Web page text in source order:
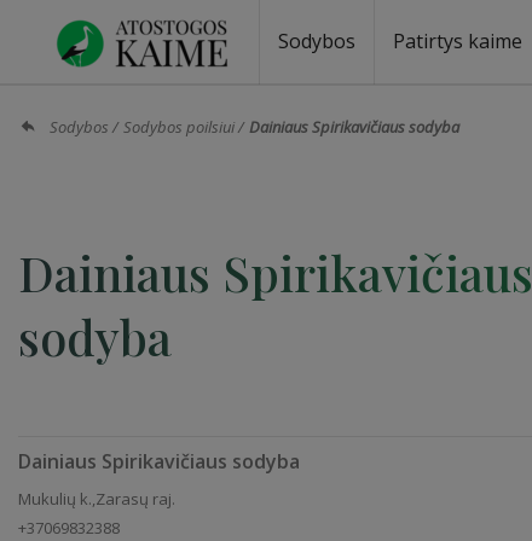
Sodybos Patirtys kaime
Sodybos Sodybos poilsiui Dainiaus Spirikavičiaus sodyba
Dainiaus Spirikavičiaus
sodyba
Dainiaus Spirikavičiaus sodyba
Mukulių k.,Zarasų raj.
+37069832388